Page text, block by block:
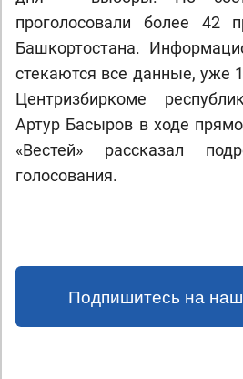
проголосовали более 42
Башкортостана.
стекаются все данные, уже
Центризбиркоме
Артур Басыров в ходе
«Вестей» рассказал
голосования.
Подпишитесь на наш